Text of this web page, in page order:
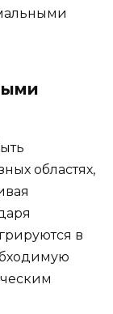
областях,
в